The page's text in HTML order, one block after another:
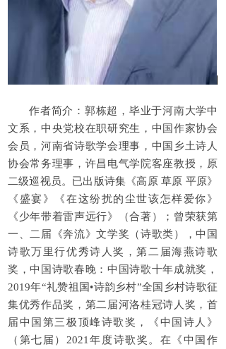
作者简介：郭栋超，毕业于河南大学中
文系，中央党校在职研究生，中国作家协会
会员，河南省诗歌学会理事，中国乡土诗人
协会常务理事，许昌电气学院客座教授，原
二级巡视员。已出版诗集《高原 草原 平原》
《盛宴》《在这纷扰的尘世该怎样爱你》
《少年带着雷声远行》（合著）；曾荣获第
一、二届《奔流》文学奖（诗歌类），中国
诗歌万里行优秀诗人奖，第二届海燕诗歌
奖，中国诗歌春晚：中国诗歌十年成就奖，
2019年“礼赞祖国•诗韵乡村”全国乡村诗歌征
集优秀作品奖，第二届河洛桂冠诗人奖，首
届中国第三极顶峰诗歌奖，《中国诗人》
（第七届）2021年度诗歌奖。在《中国作